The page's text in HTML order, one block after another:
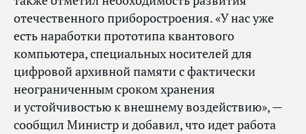
отечественного приборостроения. «У нас уже
есть наработки прототипа квантового
компьютера, специальных носителей для
цифровой архивной памяти с фактически
неограниченным сроком хранения
и устойчивостью к внешнему воздействию», —
сообщил Министр и добавил, что идет работа